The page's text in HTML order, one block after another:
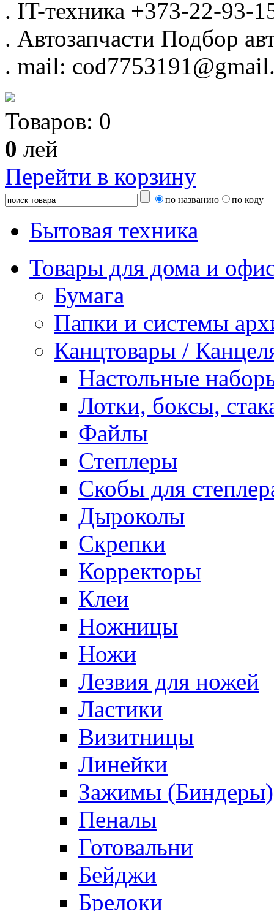
. IT-техника +373-22-93-
. Автозапчасти Подбор
. mail:
Товаров: 0
0 лей
Перейти в корзину
по названию по коду
Бытовая техника
Товары для дома и
Бумага
Папки и системы
Канцтовары /
Настольные
Лотки, боксы,
Файлы
Степлеры
Скобы для
Дыроколы
Скрепки
Корректоры
Клеи
Ножницы
Ножи
Лезвия для ножей
Ластики
Визитницы
Линейки
Зажимы (Биндеры)
Пеналы
Готовальни
Бейджи
Брелоки